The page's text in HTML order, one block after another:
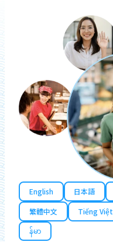
English 日本語
繁體中文
Tiếng Việt
န်မာ